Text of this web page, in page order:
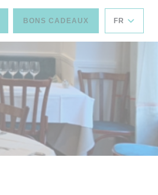
BONS CADEAUX FR